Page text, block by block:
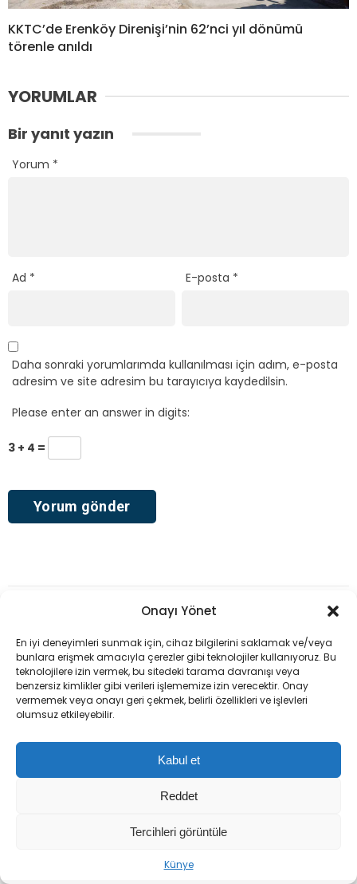
Onayı Yönet
En iyi deneyimleri sunmak için, cihaz bilgilerini saklamak ve/veya
bunlara erişmek amacıyla çerezler gibi teknolojiler kullanıyoruz. Bu
teknolojilere izin vermek, bu sitedeki tarama davranışı veya
benzersiz kimlikler gibi verileri işlememize izin verecektir. Onay
vermemek veya onayı geri çekmek, belirli özellikleri ve işlevleri
olumsuz etkileyebilir.
Kabul et
Reddet
Tercihleri görüntüle
Künye
KKTC’de Erenköy Direnişi’nin 62’nci yıl dönümü
törenle anıldı
YORUMLAR
Bir yanıt yazın
Yorum *
Ad * E-posta *
Daha sonraki yorumlarımda kullanılması için adım, e-posta
adresim ve site adresim bu tarayıcıya kaydedilsin.
Please enter an answer in digits:
3 + 4 =
Çalışma ve Sosyal Güvenlik Bakanlığı
Bakan Işıkhan: İŞKUR
ile Vakıfbank işbirliği,
istihdama güç
katacak
Çalışma ve Sosyal Güvenlik Bakanı Vedat
imzalanan işbirliği protokolünün istihdama
katkı sağlayacağını açıkladı.